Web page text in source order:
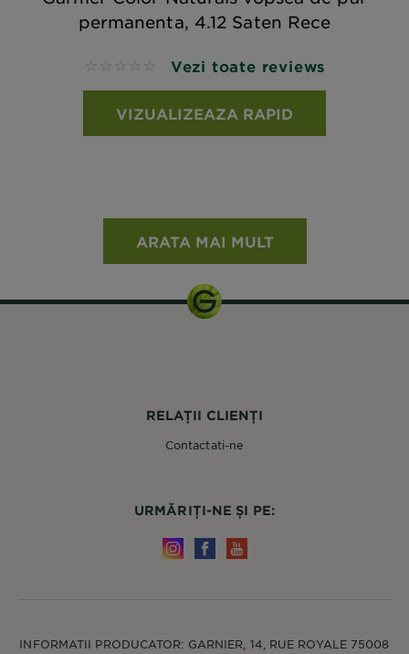
permanenta, 4.12 Saten Rece
No reviews Vezi toate reviews
VIZUALIZEAZA RAPID
ARATA MAI MULT
RELAȚII CLIENȚI
Contactati-ne
URMĂRIȚI-NE ȘI PE:
INFORMATII PRODUCATOR: GARNIER, 14, RUE ROYALE 75008